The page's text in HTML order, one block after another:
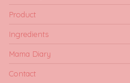
Product
Ingredients
Mama Diary
Contact